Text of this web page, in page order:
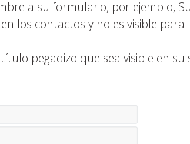
a su formulario, por ejemplo,
los contactos y no es visible para
pegadizo que sea visible en su